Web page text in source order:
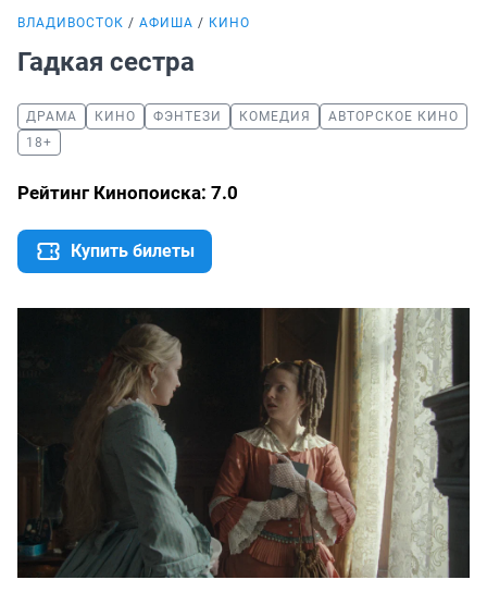
ВЛАДИВОСТОК АФИША КИНО
Гадкая сестра
ДРАМА КИНО ФЭНТЕЗИ КОМЕДИЯ
АВТОРСКОЕ КИНО
18+
Рейтинг Кинопоиска: 7.0
Купить билеты